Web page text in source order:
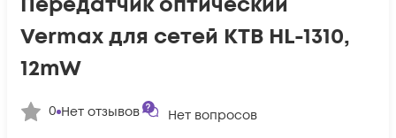
Vermax для сетей КТВ HL-1310,
12mW
0 Нет отзывов Нет вопросов